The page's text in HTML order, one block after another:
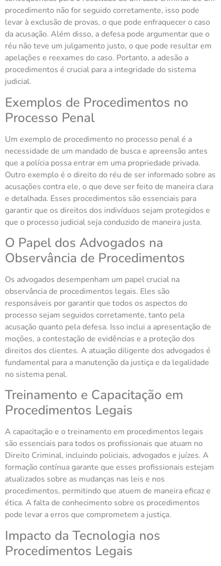
procedimento não for seguido corretamente, isso pode
levar à exclusão de provas, o que pode enfraquecer o caso
da acusação. Além disso, a defesa pode argumentar que o
réu não teve um julgamento justo, o que pode resultar em
apelações e reexames do caso. Portanto, a adesão a
procedimentos é crucial para a integridade do sistema
judicial.
Exemplos de Procedimentos no
Processo Penal
Um exemplo de procedimento no processo penal é a
necessidade de um mandado de busca e apreensão antes
que a polícia possa entrar em uma propriedade privada.
Outro exemplo é o direito do réu de ser informado sobre as
acusações contra ele, o que deve ser feito de maneira clara
e detalhada. Esses procedimentos são essenciais para
garantir que os direitos dos indivíduos sejam protegidos e
que o processo judicial seja conduzido de maneira justa.
O Papel dos Advogados na
Observância de Procedimentos
Os advogados desempenham um papel crucial na
observância de procedimentos legais. Eles são
responsáveis por garantir que todos os aspectos do
processo sejam seguidos corretamente, tanto pela
acusação quanto pela defesa. Isso inclui a apresentação de
moções, a contestação de evidências e a proteção dos
direitos dos clientes. A atuação diligente dos advogados é
fundamental para a manutenção da justiça e da legalidade
no sistema penal.
Treinamento e Capacitação em
Procedimentos Legais
A capacitação e o treinamento em procedimentos legais
são essenciais para todos os profissionais que atuam no
Direito Criminal, incluindo policiais, advogados e juízes. A
formação contínua garante que esses profissionais estejam
atualizados sobre as mudanças nas leis e nos
procedimentos, permitindo que atuem de maneira eficaz e
ética. A falta de conhecimento sobre os procedimentos
pode levar a erros que comprometem a justiça.
Impacto da Tecnologia nos
Procedimentos Legais